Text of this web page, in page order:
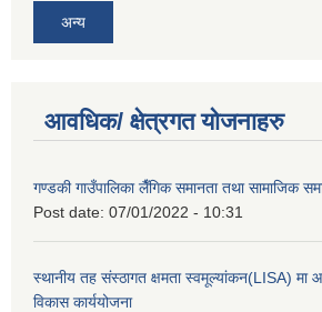
अन्य
आवधिक/ क्षेत्रगत योजनाहरु
गण्डकी गाउँपालिका लैँगिक समानता तथा सामाजिक
Post date: 07/01/2022 - 10:31
स्थानीय तह संस्ठागत क्षमता स्वमूल्यांकन(LISA) मा
विकास कार्ययोजना